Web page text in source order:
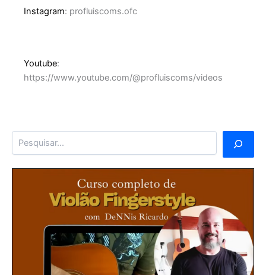
Instagram: profluiscoms.ofc
Youtube:
https://www.youtube.com/@profluiscoms/videos
Pesquisar